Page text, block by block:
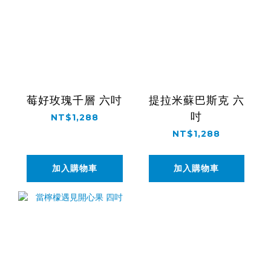
莓好玫瑰千層 六吋
NT$1,288
加入購物車
提拉米蘇巴斯克 六
吋
NT$1,288
加入購物車